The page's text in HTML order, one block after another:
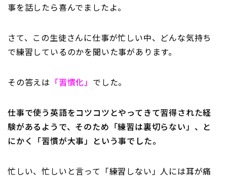
事を話したら喜んでましたよ。
さて、この生徒さんに仕事が忙しい中、どんな気持ち
で練習しているのかを聞いた事があります。
その答えは 「習慣化」 でした。
仕事で使う英語をコツコツとやってきて習得された経
験があるようで、そのため「練習は裏切らない」、と
にかく「習慣が大事」という事でした。
忙しい、忙しいと言って「練習しない」人には耳が痛